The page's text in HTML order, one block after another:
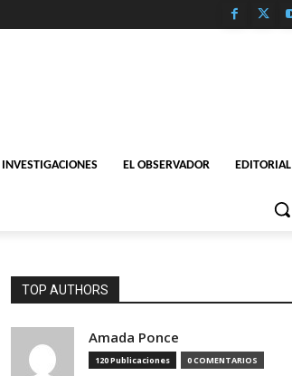
INVESTIGACIONES EL OBSERVADOR EDITORIAL
TOP AUTHORS
Amada Ponce
120 Publicaciones 0 COMENTARIOS